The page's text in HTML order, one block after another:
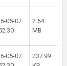
05-07
2.54
MB
05-07
237.99